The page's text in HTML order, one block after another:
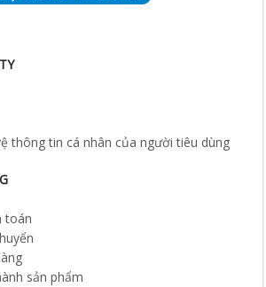
thông tin cá nhân của người tiêu dùng
toán
sản phẩm